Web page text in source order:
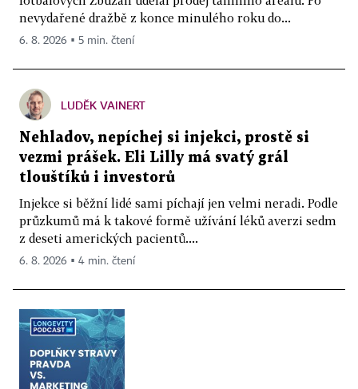
nevydařené dražbě z konce minulého roku do...
6. 8. 2026 ▪ 5 min. čtení
LUDĚK VAINERT
Nehladov, nepíchej si injekci, prostě si
vezmi prášek. Eli Lilly má svatý grál
tlouštíků i investorů
Injekce si běžní lidé sami píchají jen velmi neradi. Podle
průzkumů má k takové formě užívání léků averzi sedm
z deseti amerických pacientů....
6. 8. 2026 ▪ 4 min. čtení